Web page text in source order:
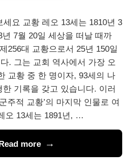
세요 교황 레오 13세는 1810년 3
년 7월 20일 세상을 떠날 때까
256대 교황으로서 25년 150일
. 그는 교회 역사에서 가장 오
교황 중 한 명이자, 93세의 나
기록을 갖고 있습니다. 이러
주적 교황’의 마지막 인물로 여
오 13세는 1891년, …
more